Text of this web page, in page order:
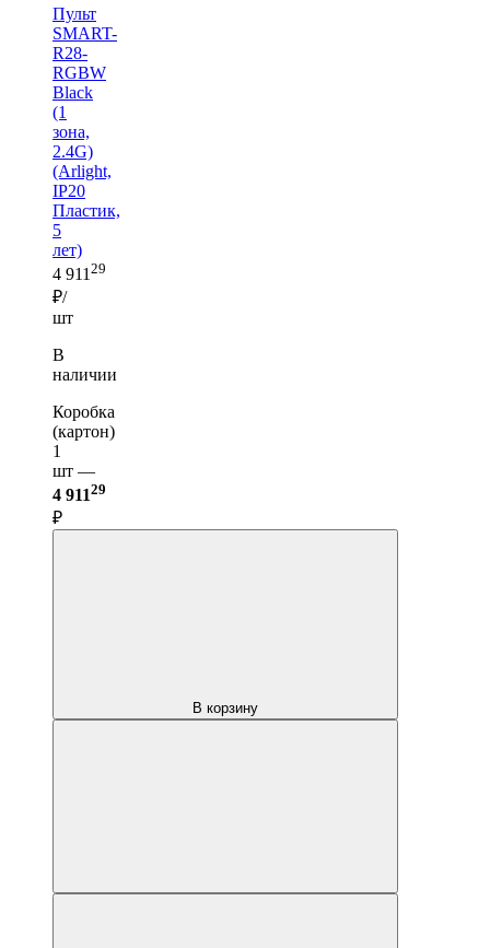
Пульт
SMART-
R28-
RGBW
Black
(1
зона,
2.4G)
(Arlight,
IP20
Пластик,
5
лет)
4 911 29
₽/
шт
В
наличии
Коробка
(картон)
1
шт —
4 91129
₽
В корзину